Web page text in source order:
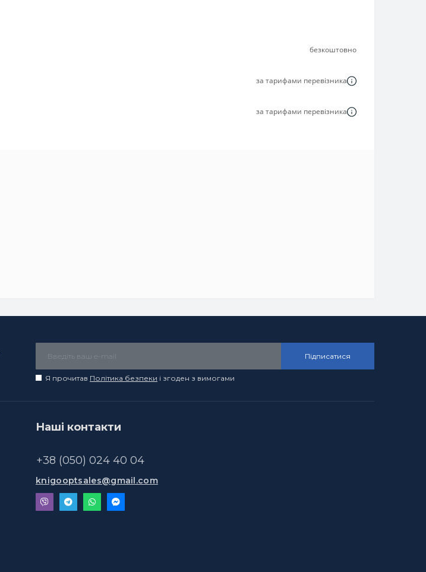
безкоштовно
за тарифами перевізника
за тарифами перевізника
Підписатися
Я прочитав Політика безпеки і згоден з вимогами
Наші контакти
+38 (050) 024 40 04
knigooptsales@gmail.com